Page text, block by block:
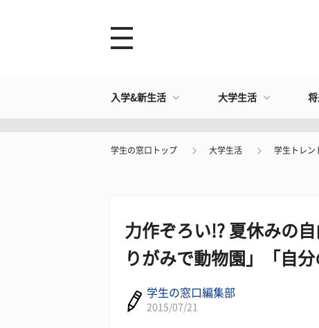
入学&新生活 大学生活
学生の窓口トップ 大学生活 学生トレン
力作ぞろい!? 夏休みの
りがみで動物園」「自
学生の窓口編集部
2015/07/21